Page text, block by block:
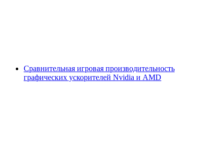
Сравнительная игровая производительность
графических ускорителей Nvidia и AMD